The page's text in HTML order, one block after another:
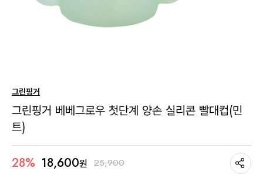
그린핑거
그린핑거 베베그로우 첫단계 양손 실리콘 빨대컵(민
트)
28% 18,600원 25,900